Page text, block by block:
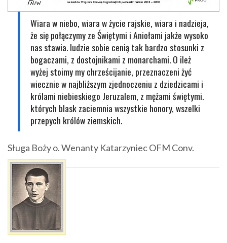
Wiara w niebo, wiara w życie rajskie, wiara i nadzieja,
że się połączymy ze Świętymi i Aniołami jakże wysoko
nas stawia. ludzie sobie cenią tak bardzo stosunki z
bogaczami, z dostojnikami z monarchami. O ileż
wyżej stoimy my chrześcijanie, przeznaczeni żyć
wiecznie w najbliższym zjednoczeniu z dziedzicami i
królami niebieskiego Jeruzalem, z mężami świętymi.
których blask zaciemnia wszystkie honory, wszelki
przepych królów ziemskich.
Sługa Boży o. Wenanty Katarzyniec OFM Conv.